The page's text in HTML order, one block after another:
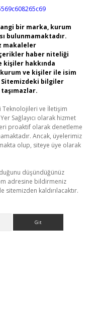
bir marka, kurum
bulunmamaktadır.
makaleler
haber niteliği
kişiler hakkında
kurum ve kişiler ile isim
bilgiler
Teknolojileri ve İletişim
Sağlayıcı olarak hizmet
proaktif olarak denetleme
Ancak, üyelerimiz
olup, siteye üye olarak
düşündüğünüz
adresine bildirmeniz
kaldırılacaktır.